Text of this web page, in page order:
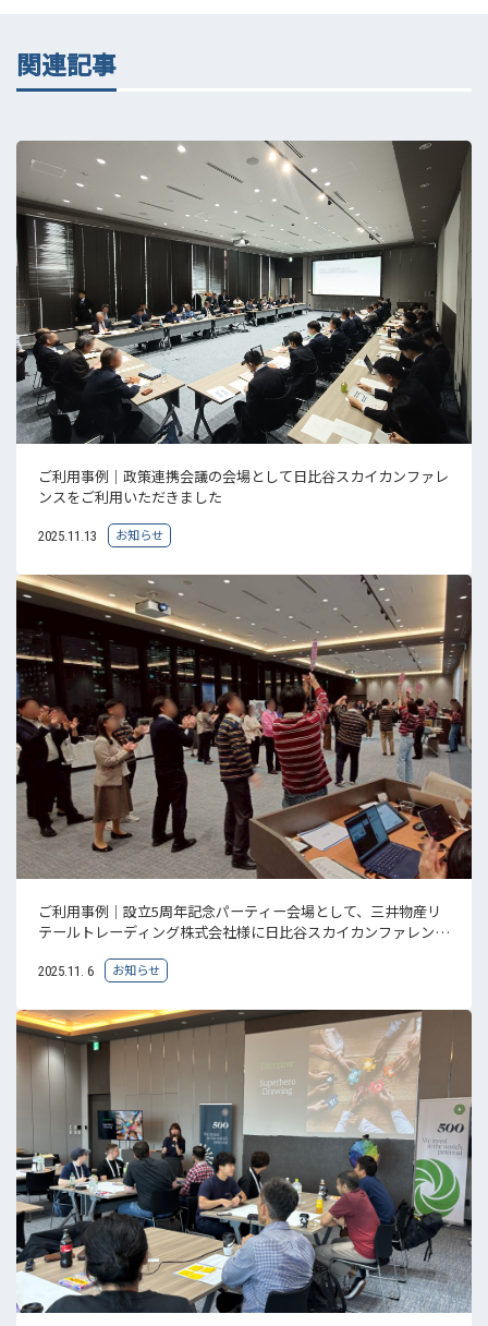
関連記事
ご利用事例｜政策連携会議の会場として日比谷スカイカンファレ
ンスをご利用いただきました
2025.11.13 お知らせ
ご利用事例｜設立5周年記念パーティー会場として、三井物産リ
テールトレーディング株式会社様に日比谷スカイカンファレンス
2025.11. 6 お知らせ